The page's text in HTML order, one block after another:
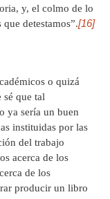
y, el colmo de lo
detestamos”.[16]
o quizá
sé que tal
ya sería un buen
instituidas por las
del trabajo
acerca de los
de los
producir un libro